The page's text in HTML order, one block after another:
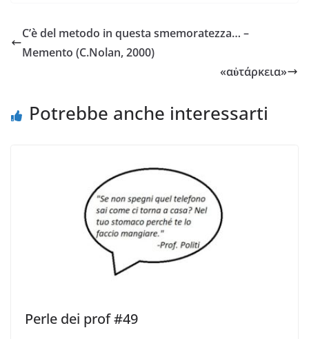
C’è del metodo in questa smemoratezza… –
Memento (C.Nolan, 2000)
«αὐτάρκεια»
Potrebbe anche interessarti
Perle dei prof #49